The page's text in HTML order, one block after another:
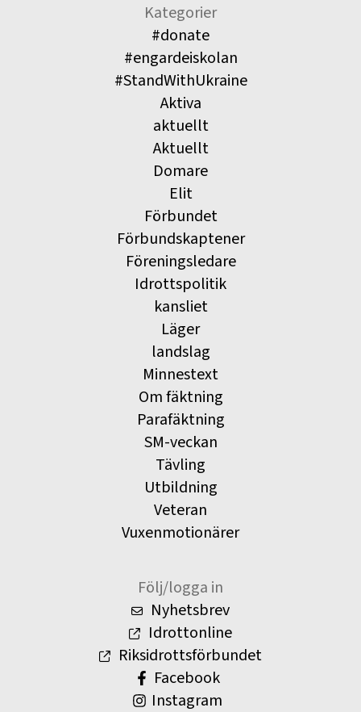
Kategorier
#donate
#engardeiskolan
#StandWithUkraine
Aktiva
aktuellt
Aktuellt
Domare
Elit
Förbundet
Förbundskaptener
Föreningsledare
Idrottspolitik
kansliet
Läger
landslag
Minnestext
Om fäktning
Parafäktning
SM-veckan
Tävling
Utbildning
Veteran
Vuxenmotionärer
Följ/logga in
Nyhetsbrev
Idrottonline
Riksidrottsförbundet
Facebook
Instagram